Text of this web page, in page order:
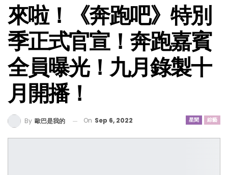
來啦！《奔跑吧》特別
季正式官宣！奔跑嘉賓
全員曝光！九月錄製十
月開播！
星聞 綜藝
By 歐巴是我的 On Sep 6, 2022